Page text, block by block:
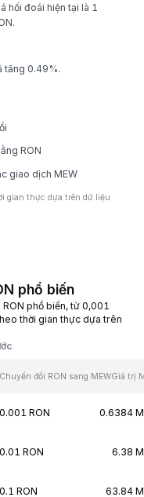
hối đoái hiện tại là 1
tăng 0.49%.
RON
giao dịch MEW
gian thực dựa trên dữ liệu
phổ biến
phổ biến, từ 0,001
thời gian thực dựa trên
Chuyển đổi RON sang MEWGiá trị
0.001 RON 0.6384
0.01 RON 6.38
0.1 RON 63.84